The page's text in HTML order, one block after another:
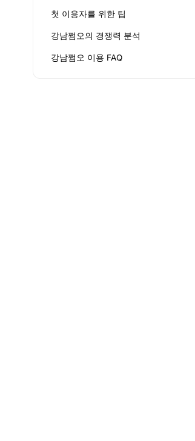
첫 이용자를 위한 팁
강남쩜오의 경쟁력 분석
강남쩜오 이용 FAQ